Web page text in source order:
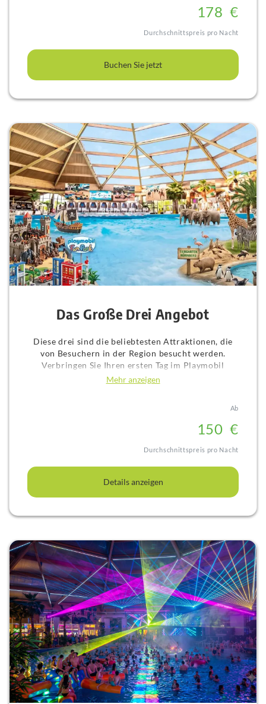
178 €
Durchschnittspreis pro Nacht
Buchen Sie jetzt
Das Große Drei Angebot
Diese drei sind die beliebtesten Attraktionen, die
von Besuchern in der Region besucht werden.
Verbringen Sie Ihren ersten Tag im Playmobil
FunPark, entdecken Sie am zweiten Tag den
kümmern wir besorgen die Tickets für Sie. Lehnen
Sie sich einfach zurück, sparen Sie Geld und
genießen Sie einen stressfreien Urlaub!
Mehr anzeigen
Ab
150 €
Durchschnittspreis pro Nacht
Details anzeigen